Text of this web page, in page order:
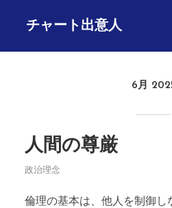
チャート出意人
6月
人間の尊厳
政治理念
倫理の基本は、他人を制御し